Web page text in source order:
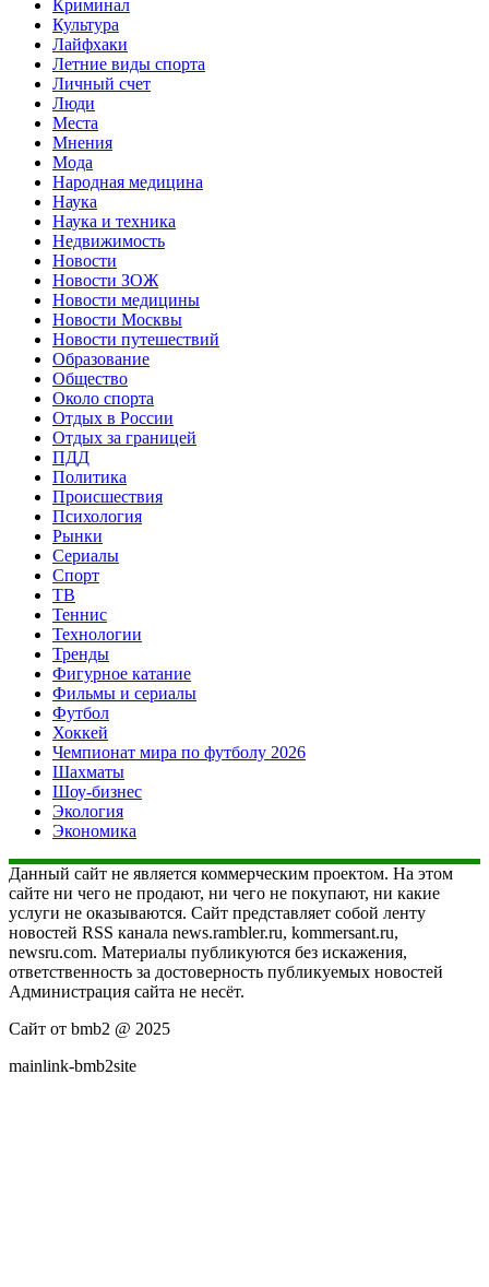
Криминал
Культура
Лайфхаки
Летние виды спорта
Личный счет
Люди
Места
Мнения
Мода
Народная медицина
Наука
Наука и техника
Недвижимость
Новости
Новости ЗОЖ
Новости медицины
Новости Москвы
Новости путешествий
Образование
Общество
Около спорта
Отдых в России
Отдых за границей
ПДД
Политика
Происшествия
Психология
Рынки
Сериалы
Спорт
ТВ
Теннис
Технологии
Тренды
Фигурное катание
Фильмы и сериалы
Футбол
Хоккей
Чемпионат мира по футболу 2026
Шахматы
Шоу-бизнес
Экология
Экономика
Данный сайт не является коммерческим проектом. На этом
сайте ни чего не продают, ни чего не покупают, ни какие
услуги не оказываются. Сайт представляет собой ленту
новостей RSS канала news.rambler.ru, kommersant.ru,
newsru.com. Материалы публикуются без искажения,
ответственность за достоверность публикуемых новостей
Администрация сайта не несёт.
Сайт от bmb2 @ 2025
mainlink-bmb2site